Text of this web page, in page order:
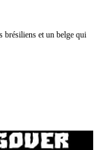
brésiliens et un belge qui